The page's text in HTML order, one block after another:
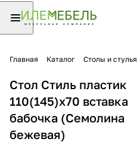
Главная Каталог Столы и стулья
Стол Стиль пластик
110(145)х70 вставка
бабочка (Семолина
бежевая)